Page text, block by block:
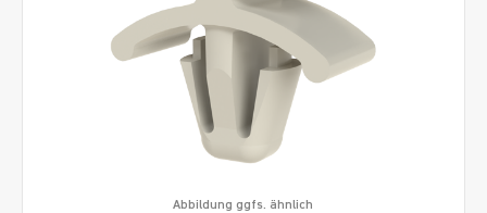
Abbildung ggfs. ähnlich